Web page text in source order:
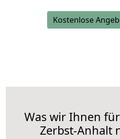
Kostenlose
Was wir Ihnen
Zerbst-Anhalt